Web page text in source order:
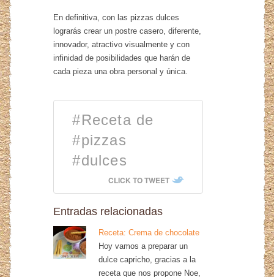
En definitiva, con las pizzas dulces
lograrás crear un postre casero, diferente,
innovador, atractivo visualmente y con
infinidad de posibilidades que harán de
cada pieza una obra personal y única.
#Receta de
#pizzas
#dulces
CLICK TO TWEET
Entradas relacionadas
Receta: Crema de chocolate
Hoy vamos a preparar un
dulce capricho, gracias a la
receta que nos propone Noe,